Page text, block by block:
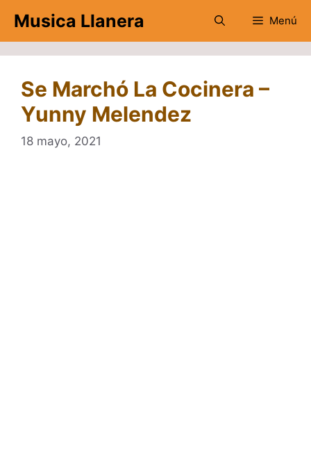
contenido
Musica Llanera Menú
Se Marchó La Cocinera –
Yunny Melendez
18 mayo, 2021